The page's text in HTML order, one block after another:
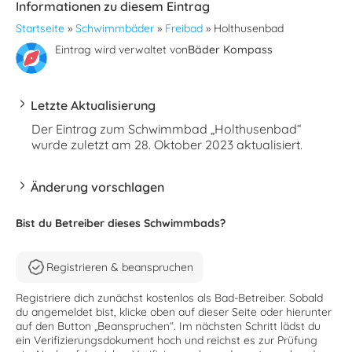
Informationen zu diesem Eintrag
Startseite » Schwimmbäder » Freibad » Holthusenbad
Eintrag wird verwaltet vonBäder Kompass
Letzte Aktualisierung
Der Eintrag zum Schwimmbad „Holthusenbad“
wurde zuletzt am 28. Oktober 2023 aktualisiert.
Änderung vorschlagen
Bist du Betreiber dieses Schwimmbads?
Registrieren & beanspruchen
Registriere dich zunächst kostenlos als Bad-Betreiber. Sobald
du angemeldet bist, klicke oben auf dieser Seite oder hierunter
auf den Button „Beanspruchen“. Im nächsten Schritt lädst du
ein Verifizierungsdokument hoch und reichst es zur Prüfung